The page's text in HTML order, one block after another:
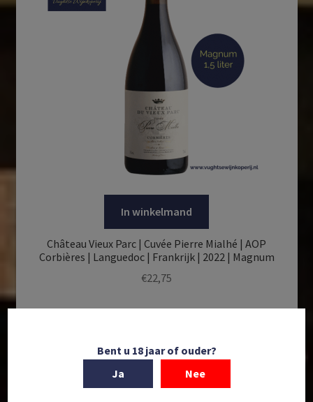
In winkelmand
Château Vieux Parc | Cuvée Pierre Mialhé | AOP
Corbières | Languedoc | Frankrijk | 2022 | Magnum
€22,75
Bent u 18 jaar of ouder?
Ja
Nee